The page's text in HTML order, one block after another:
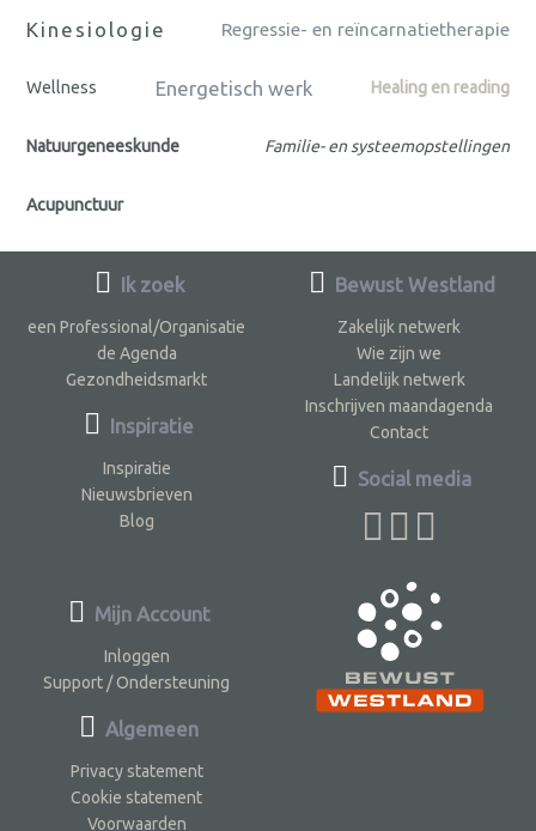
Kinesiologie Regressie- en reïncarnatietherapie
Wellness Energetisch werk Healing en reading
Natuurgeneeskunde Familie- en systeemopstellingen
Acupunctuur
Ik zoek
een Professional/Organisatie
de Agenda
Gezondheidsmarkt
Inspiratie
Inspiratie
Nieuwsbrieven
Blog
Bewust Westland
Zakelijk netwerk
Wie zijn we
Landelijk netwerk
Inschrijven maandagenda
Contact
Social media
Mijn Account
Inloggen
Support / Ondersteuning
Algemeen
Privacy statement
Cookie statement
Voorwaarden